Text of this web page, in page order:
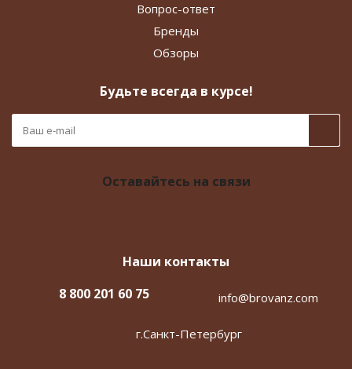
Вопрос-ответ
Бренды
Обзоры
Будьте всегда в курсе!
Оставайтесь на связи
Наши контакты
8 800 201 60 75
info@brovanz.com
г.Санкт-Петербург